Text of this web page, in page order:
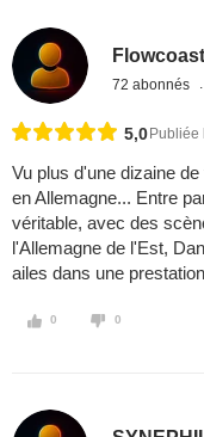
Flowcoast
72 abonnés
5,0 Publiée
Vu plus d'une dizaine
en Allemagne... Entre
véritable, avec des
l'Allemagne de l'Est,
ailes dans une
0 0